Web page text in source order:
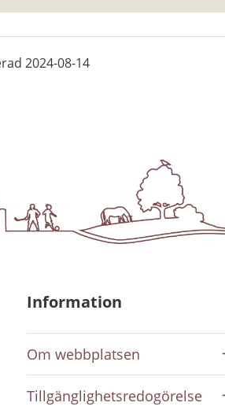
2024-08-14
Information
Om webbplatsen
Tillgänglighetsredogörelse